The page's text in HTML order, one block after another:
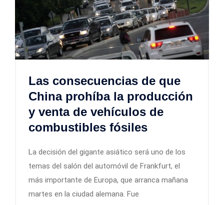
Las consecuencias de que
China prohíba la producción
y venta de vehículos de
combustibles fósiles
La decisión del gigante asiático será uno de los
temas del salón del automóvil de Frankfurt, el
más importante de Europa, que arranca mañana
martes en la ciudad alemana. Fue